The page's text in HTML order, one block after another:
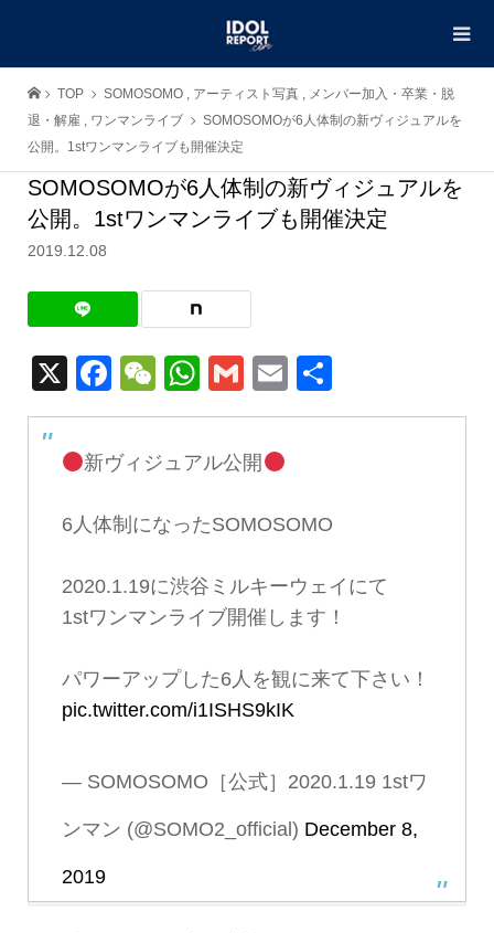
TOP SOMOSOMO , アーティスト写真 , メンバー加入・卒業・脱
退・解雇 , ワンマンライブ
SOMOSOMOが6人体制の新ヴィジュアルを
公開。1stワンマンライブも開催決定
SOMOSOMOが6人体制の新ヴィジュアルを
公開。1stワンマンライブも開催決定
2019.12.08
X Facebook
WeChat
WhatsApp
GmailEmail
有
新ヴィジュアル公開
6人体制になったSOMOSOMO
2020.1.19に渋谷ミルキーウェイにて
1stワンマンライブ開催します！
パワーアップした6人を観に来て下さい！
pic.twitter.com/i1ISHS9kIK
— SOMOSOMO［公式］2020.1.19 1stワ
ンマン (@SOMO2_official) December 8,
2019